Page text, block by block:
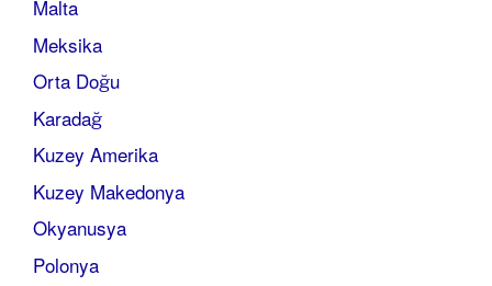
Malta
Meksika
Orta Doğu
Karadağ
Kuzey Amerika
Kuzey Makedonya
Okyanusya
Polonya